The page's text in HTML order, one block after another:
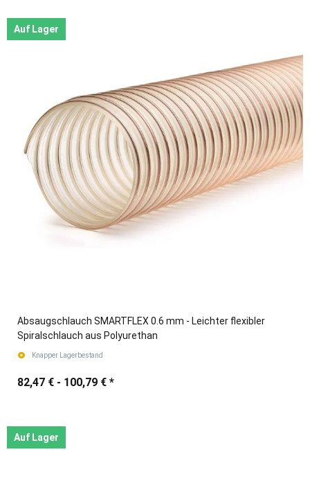
Auf Lager
Absaugschlauch SMARTFLEX 0.6 mm - Leichter flexibler
Spiralschlauch aus Polyurethan
Knapper Lagerbestand
82,47 € - 100,79 € *
Auf Lager